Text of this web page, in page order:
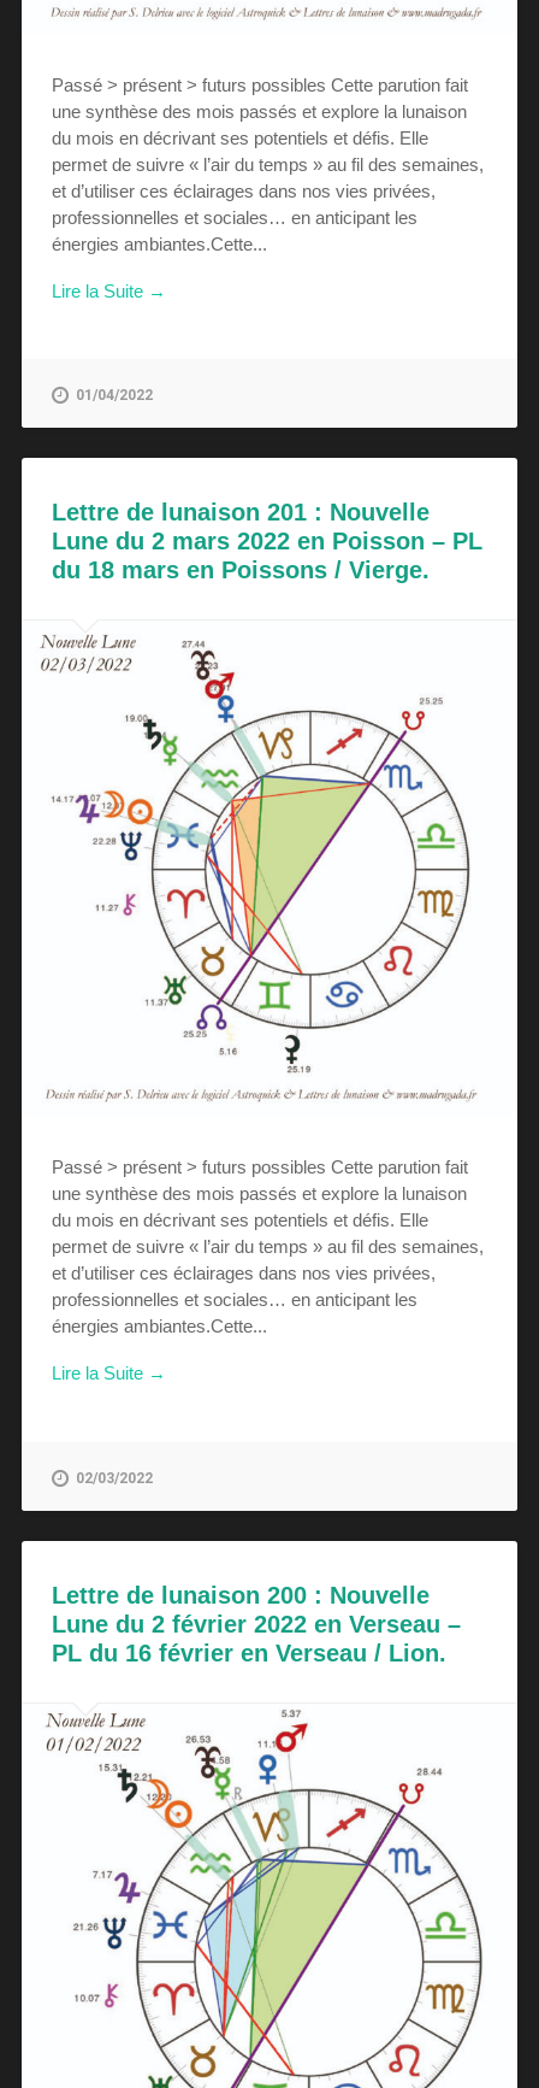
Passé > présent > futurs possibles Cette parution fait
une synthèse des mois passés et explore la lunaison
du mois en décrivant ses potentiels et défis. Elle
permet de suivre « l’air du temps » au fil des semaines,
et d’utiliser ces éclairages dans nos vies privées,
professionnelles et sociales… en anticipant les
énergies ambiantes.Cette...
Lire la Suite →
01/04/2022
Lettre de lunaison 201 : Nouvelle
Lune du 2 mars 2022 en Poisson – PL
du 18 mars en Poissons / Vierge.
Passé > présent > futurs possibles Cette parution fait
une synthèse des mois passés et explore la lunaison
du mois en décrivant ses potentiels et défis. Elle
permet de suivre « l’air du temps » au fil des semaines,
et d’utiliser ces éclairages dans nos vies privées,
professionnelles et sociales… en anticipant les
énergies ambiantes.Cette...
Lire la Suite →
02/03/2022
Lettre de lunaison 200 : Nouvelle
Lune du 2 février 2022 en Verseau –
PL du 16 février en Verseau / Lion.